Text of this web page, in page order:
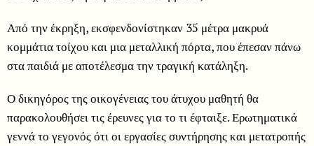
Από την έκρηξη, εκσφενδονίστηκαν 35 μέτρα μακρυά
κομμάτια τοίχου και μια μεταλλική πόρτα, που έπεσαν πάνω
στα παιδιά με αποτέλεσμα την τραγική κατάληξη.
Ο δικηγόρος της οικογένειας του άτυχου μαθητή θα
παρακολουθήσει τις έρευνες για το τι έφταιξε. Ερωτηματικά
γεννά το γεγονός ότι οι εργασίες συντήρησης και μετατροπής